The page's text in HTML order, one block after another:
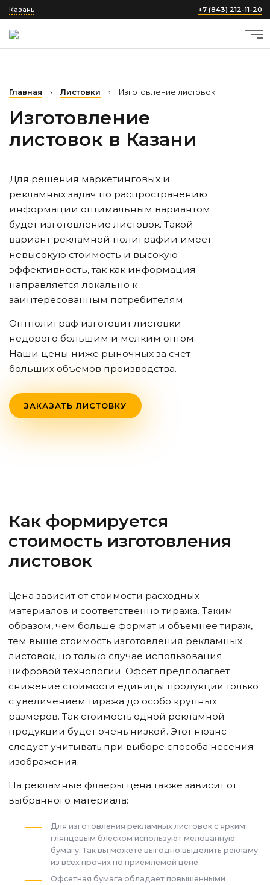
Казань +7 (843) 212-11-20
Главная › Листовки › Изготовление листовок
Изготовление
листовок в Казани
Для решения маркетинговых и
рекламных задач по распространению
информации оптимальным вариантом
будет изготовление листовок. Такой
вариант рекламной полиграфии имеет
невысокую стоимость и высокую
эффективность, так как информация
направляется локально к
заинтересованным потребителям.
Оптполиграф изготовит листовки
недорого большим и мелким оптом.
Наши цены ниже рыночных за счет
больших объемов производства.
ЗАКАЗАТЬ ЛИСТОВКУ
Как формируется
стоимость изготовления
листовок
Цена зависит от стоимости расходных
материалов и соответственно тиража. Таким
образом, чем больше формат и объемнее тираж,
тем выше стоимость изготовления рекламных
листовок, но только случае использования
цифровой технологии. Офсет предполагает
снижение стоимости единицы продукции только
с увеличением тиража до особо крупных
размеров. Так стоимость одной рекламной
продукции будет очень низкой. Этот нюанс
следует учитывать при выборе способа несения
изображения.
На рекламные флаеры цена также зависит от
выбранного материала:
Для изготовления рекламных листовок с ярким
глянцевым блеском используют мелованную
бумагу. Так вы можете выгодно выделить рекламу
из всех прочих по приемлемой цене.
Офсетная бумага обладает повышенными